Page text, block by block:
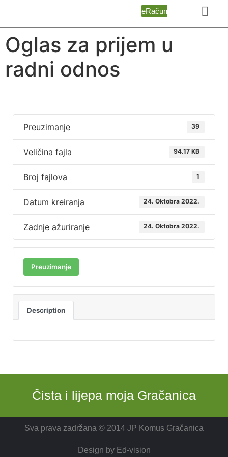
eRačun
Oglas za prijem u
radni odnos
Preuzimanje 39
Veličina fajla 94.17 KB
Broj fajlova 1
Datum kreiranja 24. Oktobra 2022.
Zadnje ažuriranje 24. Oktobra 2022.
Preuzimanje
Description
Čista i lijepa moja Gračanica
Sva prava zadržana © 2014 JP Komus Gračanica
Design by Ed-vision